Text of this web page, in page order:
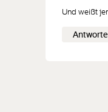
Und weißt